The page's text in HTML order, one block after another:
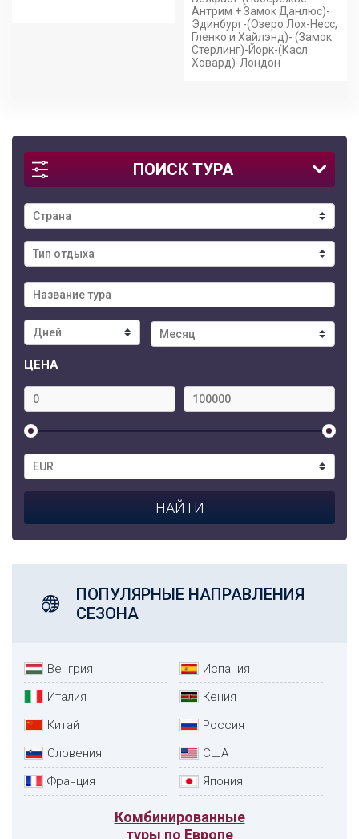
ПОИСК ТУРА
ЦЕНА
ПОПУЛЯРНЫЕ НАПРАВЛЕНИЯ
СЕЗОНА
Венгрия
Испания
Италия
Кения
Китай
Россия
Словения
США
Франция
Япония
Комбинированные
туры по Европе
Антрим + Замок Данлюс)-
Эдинбург-(Озеро Лох-Несс,
Гленко и Хайлэнд)- (Замок
Стерлинг)-Йорк-(Касл
Ховард)-Лондон